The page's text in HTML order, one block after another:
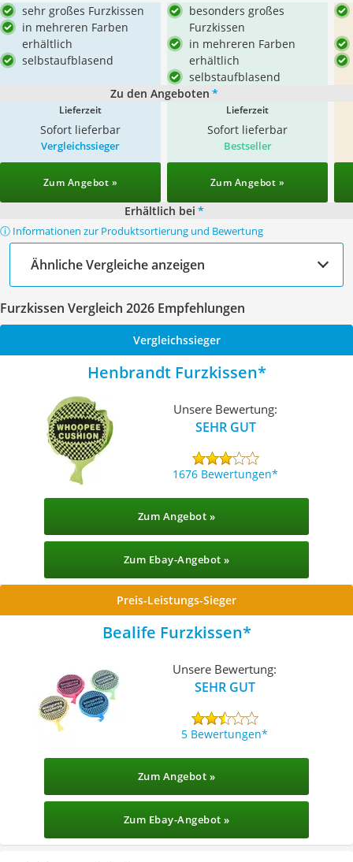
sehr großes Furzkissen
in mehreren Farben
erhältlich
selbstaufblasend
besonders großes
Furzkissen
in mehreren Farben
erhältlich
selbstaufblasend
Zu den Angeboten *
Lieferzeit
Sofort lieferbar
Lieferzeit
Sofort lieferbar
Vergleichssieger
Zum Angebot »
Bestseller
Zum Angebot »
Erhältlich bei *
ⓘ Informationen zur Produktsortierung und Bewertung
Ähnliche Vergleiche anzeigen
Furzkissen Vergleich 2026 Empfehlungen
Vergleichssieger
Henbrandt Furzkissen
Unsere Bewertung:
SEHR GUT
1676 Bewertungen
Zum Angebot »
Zum Ebay-Angebot »
Preis-Leistungs-Sieger
Bealife Furzkissen
Unsere Bewertung:
SEHR GUT
5 Bewertungen
Zum Angebot »
Zum Ebay-Angebot »